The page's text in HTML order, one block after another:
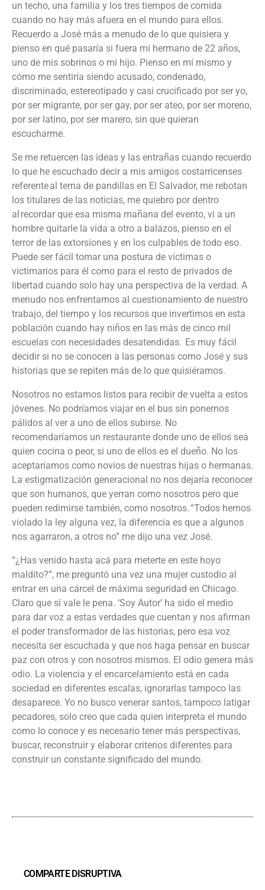
un techo, una familia y los tres tiempos de comida
cuando no hay más afuera en el mundo para ellos.
Recuerdo a José más a menudo de lo que quisiera y
pienso en qué pasaría si fuera mi hermano de 22 años,
uno de mis sobrinos o mi hijo. Pienso en mí mismo y
cómo me sentiría siendo acusado, condenado,
discriminado, estereotipado y casi crucificado por ser yo,
por ser migrante, por ser gay, por ser ateo, por ser moreno,
por ser latino, por ser marero, sin que quieran
escucharme.
Se me retuercen las ideas y las entrañas cuando recuerdo
lo que he escuchado decir a mis amigos costarricenses
referente al tema de pandillas en El Salvador, me rebotan
los titulares de las noticias, me quiebro por dentro
al recordar que esa misma mañana del evento, vi a un
hombre quitarle la vida a otro a balazos, pienso en el
terror de las extorsiones y en los culpables de todo eso.
Puede ser fácil tomar una postura de víctimas o
victimarios para él como para el resto de privados de
libertad cuando solo hay una perspectiva de la verdad. A
menudo nos enfrentamos al cuestionamiento de nuestro
trabajo, del tiempo y los recursos que invertimos en esta
población cuando hay niños en las más de cinco mil
escuelas con necesidades desatendidas. Es muy fácil
decidir si no se conocen a las personas como José y sus
historias que se repiten más de lo que quisiéramos.
Nosotros no estamos listos para recibir de vuelta a estos
jóvenes. No podríamos viajar en el bus sin ponernos
pálidos al ver a uno de ellos subirse. No
recomendaríamos un restaurante donde uno de ellos sea
quien cocina o peor, si uno de ellos es el dueño. No los
aceptaríamos como novios de nuestras hijas o hermanas.
La estigmatización generacional no nos dejaría reconocer
que son humanos, que yerran como nosotros pero que
pueden redimirse también, como nosotros. “Todos hemos
violado la ley alguna vez, la diferencia es que a algunos
nos agarraron, a otros no” me dijo una vez José.
“¿Has venido hasta acá para meterte en este hoyo
maldito?”, me preguntó una vez una mujer custodio al
entrar en una cárcel de máxima seguridad en Chicago.
Claro que sí vale le pena. ‘Soy Autor’ ha sido el medio
para dar voz a estas verdades que cuentan y nos afirman
el poder transformador de las historias, pero esa voz
necesita ser escuchada y que nos haga pensar en buscar
paz con otros y con nosotros mismos. El odio genera más
odio. La violencia y el encarcelamiento está en cada
sociedad en diferentes escalas, ignorarlas tampoco las
desaparece. Yo no busco venerar santos, tampoco latigar
pecadores, solo creo que cada quien interpreta el mundo
como lo conoce y es necesario tener más perspectivas,
buscar, reconstruir y elaborar criterios diferentes para
construir un constante significado del mundo.
COMPARTE DISRUPTIVA